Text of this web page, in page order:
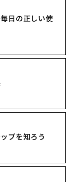
日の正しい使
プを知ろう